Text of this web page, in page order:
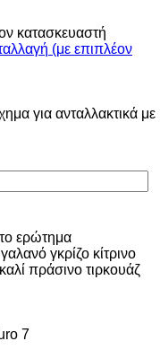
κατασκευαστή
(με επιπλέον
για ανταλλακτικά με
ερώτημα
γαλανό γκρίζο κίτρινο
πράσινο τιρκουάζ
7